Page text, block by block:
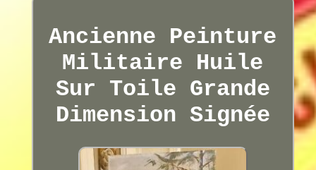
Ancienne Peinture
Militaire Huile
Sur Toile Grande
Dimension Signée